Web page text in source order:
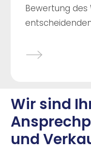
Bewertung des
Wir sind
und